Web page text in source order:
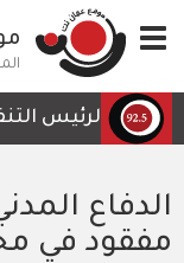
إلى
المحتوى
الرئيسي
Toggle
navigation
الرئيس
الدفاع
مفقود في